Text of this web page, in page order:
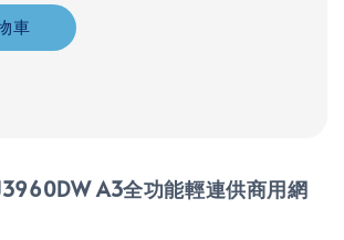
車
A3全功能輕連供商用網